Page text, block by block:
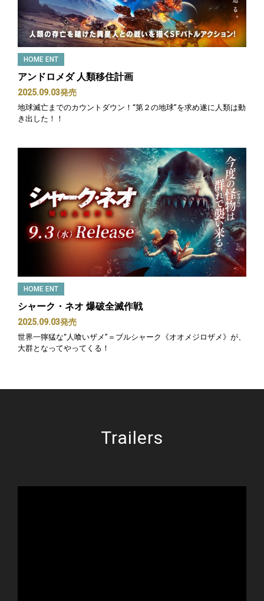
HOME ENT
アンドロメダ 人類移住計画
2025.09.03発売
地球滅亡までのカウントダウン！“第２の地球”を求め遂に人類は動
き出した！！
HOME ENT
シャーク・ネオ 爆破全滅作戦
2025.09.03発売
世界一獰猛な“人喰いザメ”＝ブルシャーク《オオメジロザメ》が、
大群となってやってくる！
Trailers